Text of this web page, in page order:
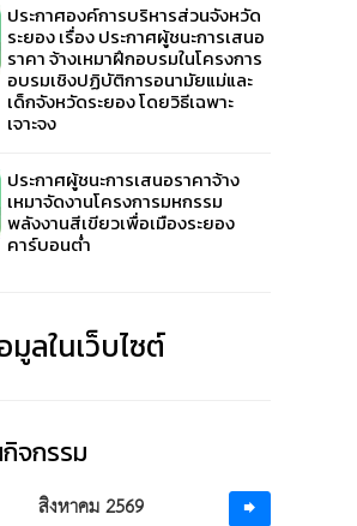
จ้างด้วยระบบอิเล็กทรอนิกส์
ประกาศองค์การบริหารส่วนจังหวัด
ระยอง เรื่อง ประกาศผู้ชนะการเสนอ
ราคา จ้างเหมาฝึกอบรมในโครงการ
อบรมเชิงปฏิบัติการอนามัยแม่และ
เด็กจังหวัดระยอง โดยวิธีเฉพาะ
เจาะจง
ประกาศผู้ชนะการเสนอราคาจ้าง
เหมาจัดงานโครงการมหกรรม
พลังงานสีเขียวเพื่อเมืองระยอง
คาร์บอนต่ำ
ลในเว็บไซต์
จกรรม
สิงหาคม 2569